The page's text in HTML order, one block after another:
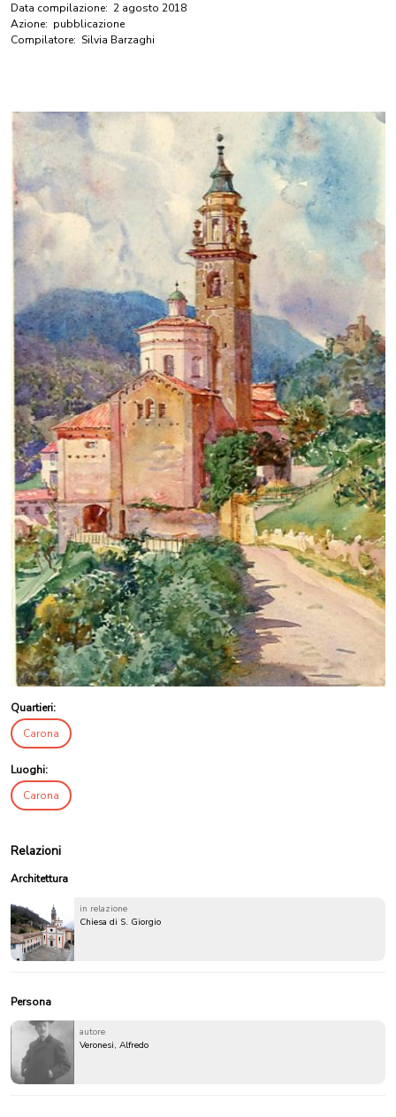
Data compilazione: 2 agosto 2018
Azione: pubblicazione
Compilatore: Silvia Barzaghi
Quartieri:
Carona
Luoghi:
Carona
Relazioni
Architettura
in relazione
Chiesa di S. Giorgio
Persona
autore
Veronesi, Alfredo